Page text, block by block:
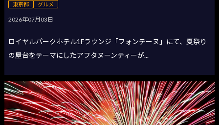
東京都 グルメ
2026年07月03日
ロイヤルパークホテル1Fラウンジ「フォンテーヌ」にて、夏祭り
の屋台をテーマにしたアフタヌーンティーが...